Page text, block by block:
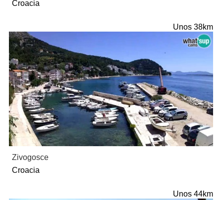
Croacia
Unos 38km
Zivogosce
Croacia
Unos 44km